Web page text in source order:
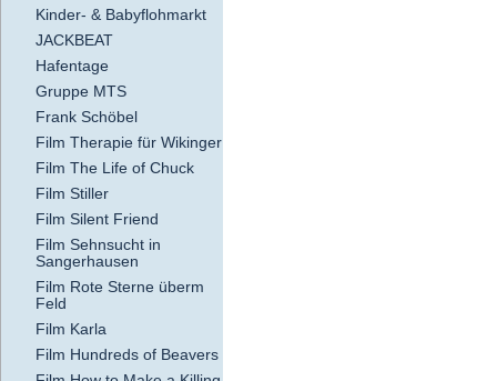
Kinder- & Babyflohmarkt
JACKBEAT
Hafentage
Gruppe MTS
Frank Schöbel
Film Therapie für Wikinger
Film The Life of Chuck
Film Stiller
Film Silent Friend
Film Sehnsucht in
Sangerhausen
Film Rote Sterne überm
Feld
Film Karla
Film Hundreds of Beavers